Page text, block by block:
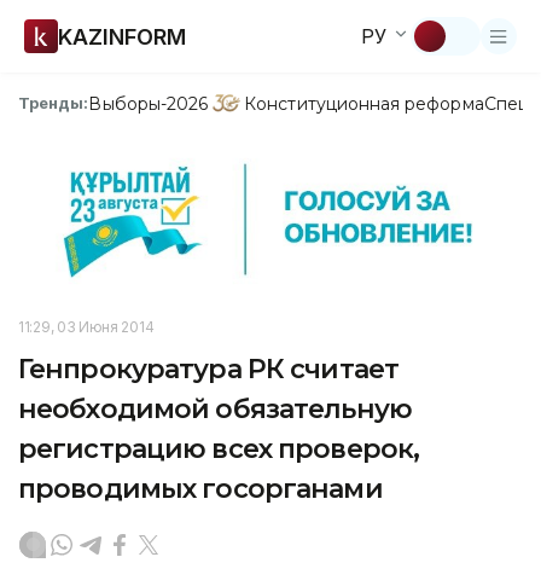
KAZINFORM РУ
Тренды:Выборы-2026 Конституционная реформа
11:29, 03 Июня 2014
Генпрокуратура РК считает
необходимой обязательную
регистрацию всех проверок,
проводимых госорганами